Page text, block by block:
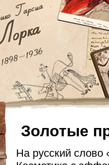
Золотые
На русский слово